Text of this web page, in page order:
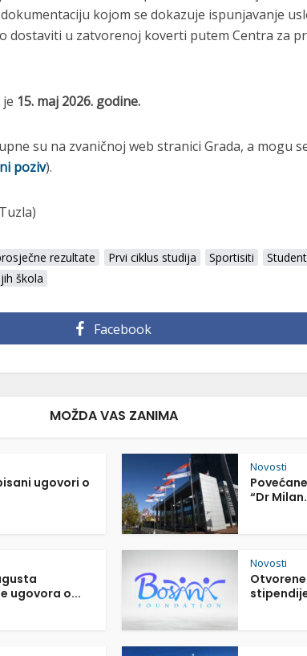
kojom se dokazuje ispunjavanje
dostaviti u zatvorenoj koverti putem Centra za
15. maj 2026. godine.
su na zvaničnoj web stranici Grada, a mogu
poziv).
rezultate Prvi ciklus studija Sportisiti
škola
Facebook
MOŽDA VAS ZANIMA
ugovori o
Novosti
“Dr
ugovora o...
Novosti